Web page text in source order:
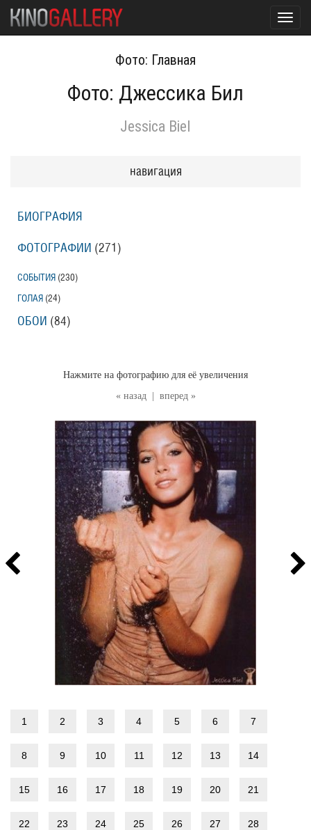
Фото: Главная
Фото: Джессика Бил
Jessica Biel
« назад вперед »
Нажмите на фотографию для её увеличения
1 2 3 4 5 6 7
8 9 10 11 12 13 14
15 16 17 18 19 20 21
22 23 24 25 26 27 28
навигация
БИОГРАФИЯ
ФОТОГРАФИИ (271 )
СОБЫТИЯ (230)
ГОЛАЯ (24)
ОБОИ (84)